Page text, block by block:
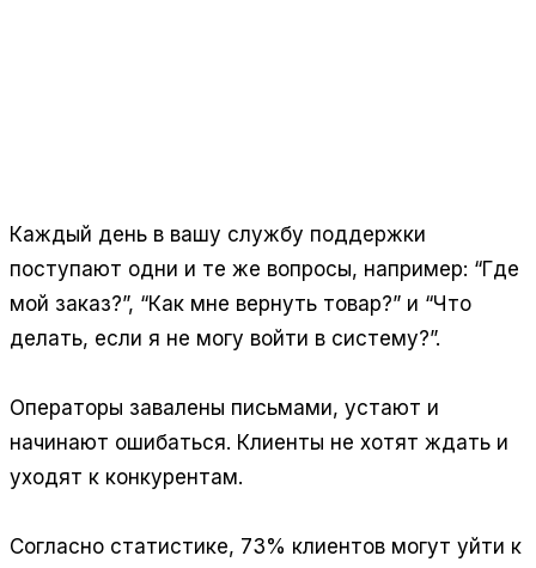
Каждый день в вашу службу поддержки
поступают одни и те же вопросы, например: “Где
мой заказ?”, “Как мне вернуть товар?” и “Что
делать, если я не могу войти в систему?”.
Операторы завалены письмами, устают и
начинают ошибаться. Клиенты не хотят ждать и
уходят к конкурентам.
Согласно статистике, 73% клиентов могут уйти к